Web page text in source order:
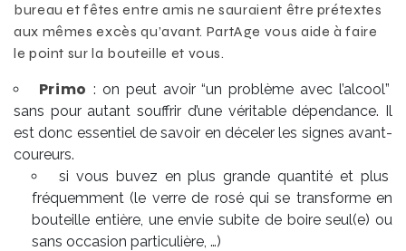
bureau et fêtes entre amis ne sauraient être prétextes
aux mêmes excès qu’avant. PartAge vous aide à faire
le point sur la bouteille et vous.
Primo : on peut avoir “un problème avec l’alcool”
sans pour autant souffrir d’une véritable dépendance. Il
est donc essentiel de savoir en déceler les signes avant-
coureurs.
si vous buvez en plus grande quantité et plus
fréquemment (le verre de rosé qui se transforme en
bouteille entière, une envie subite de boire seul(e) ou
sans occasion particulière, …)